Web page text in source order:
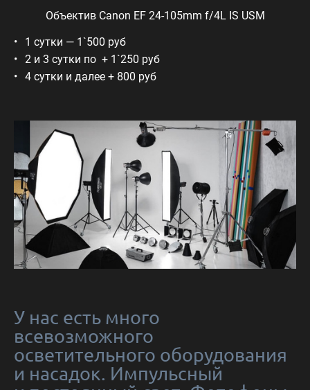
Объектив Canon EF 24-105mm f/4L IS USM
1 сутки — 1`500 руб
2 и 3 сутки по + 1`250 руб
4 сутки и далее + 800 руб
У нас есть много
всевозможного
осветительного оборудования
и насадок. Импульсный